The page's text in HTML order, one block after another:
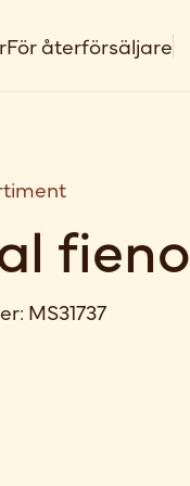
För återförsäljare
fieno
MS31737